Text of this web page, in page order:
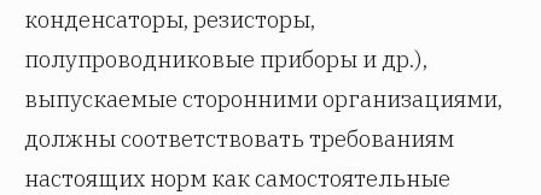
конденсаторы, резисторы,
полупроводниковые приборы и др.),
выпускаемые сторонними организациями,
должны соответствовать требованиям
настоящих норм как самостоятельные